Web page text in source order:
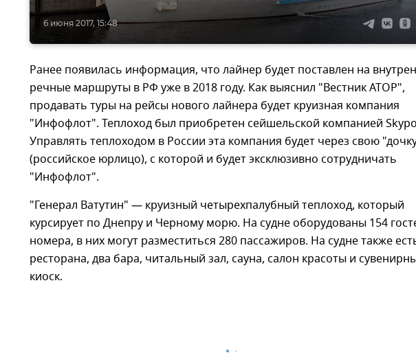
6 июня 2017, 15:48
Ранее появилась информация, что лайнер будет поставлен на
речные маршруты в РФ уже в 2018 году. Как выяснил "Вестник АТОР",
продавать туры на рейсы нового лайнера будет круизная компания
"Инфофлот". Теплоход был приобретен сейшельской компанией
Управлять теплоходом в России эта компания будет через свою
(российское юрлицо), с которой и будет эксклюзивно сотрудничать
"Инфофлот".
"Генерал Ватутин" — круизный четырехпалубный теплоход, который
курсирует по Днепру и Черному морю. На судне оборудованы 154
номера, в них могут разместиться 280 пассажиров. На судне также
ресторана, два бара, читальный зал, сауна, салон красоты и
киоск.